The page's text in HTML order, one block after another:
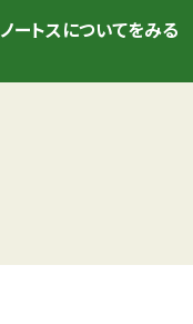
ノートスについてをみる